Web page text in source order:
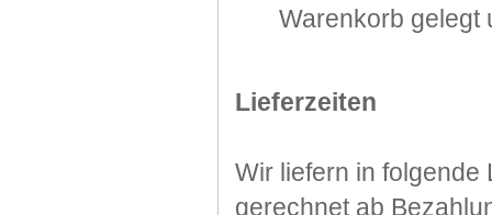
Warenkorb gelegt
Lieferzeiten
Wir liefern in folgende
gerechnet ab